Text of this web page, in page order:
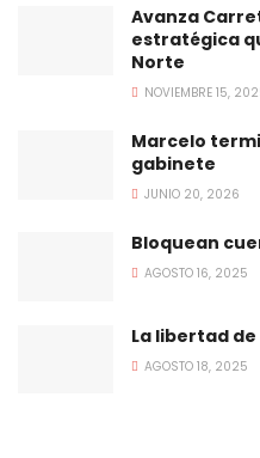
Avanza
estratégica
Norte
NOVIEMBRE 15,
Marcelo
gabinete
JUNIO 20, 2026
Bloquean
AGOSTO 16, 2025
La libertad
AGOSTO 18, 2025